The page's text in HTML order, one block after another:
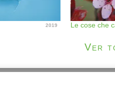
2019 Le cose che
Ver